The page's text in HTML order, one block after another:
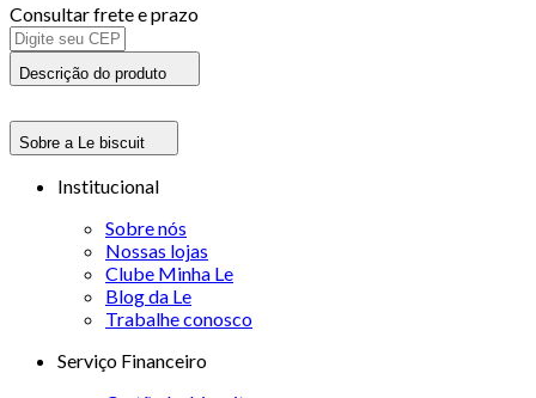
Consultar frete e prazo
Descrição do produto
Sobre a Le biscuit
Institucional
Sobre nós
Nossas lojas
Clube Minha Le
Blog da Le
Trabalhe conosco
Serviço Financeiro